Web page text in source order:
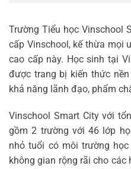
Trường Tiểu học Vinschool
cấp Vinschool, kế thừa mọi
cao cấp này. Học sinh tại
được trang bị kiến thức
khả năng lãnh đạo, phẩm
Vinschool Smart City với
gồm 2 trường với 46 lớp
nhỏ tuổi có môi trường
không gian rộng rãi cho